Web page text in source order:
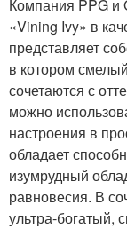
Компания PPG и
«Vining Ivy» в
представляет
в котором
сочетаются с
можно
настроения в
обладает
изумрудный
равновесия. В
ультра-богатый,